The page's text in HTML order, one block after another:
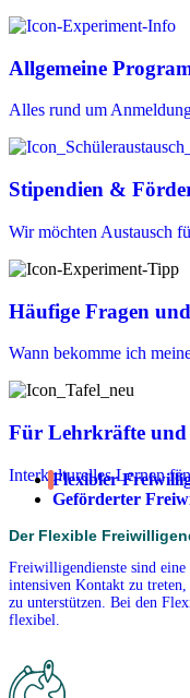
Allgemeine
Alles rund um
Stipendien &
Wir möchten Austausch
Häufige Fragen
Wann bekomme ich
Für Lehrkräfte und
Interkulturelles Lernen
Flexibler
Geförderter
Der Flexible
Freiwilligendienste sind
intensiven Kontakt zu
zu unterstützen. Bei den
flexibel.